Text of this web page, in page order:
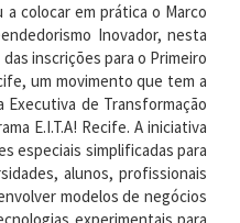
colocar em prática o Marco
Inovador, nesta
inscrições para o Primeiro
um movimento que tem a
Executiva de Transformação
E.I.T.A! Recife. A iniciativa
especiais simplificadas para
alunos, profissionais
modelos de negócios